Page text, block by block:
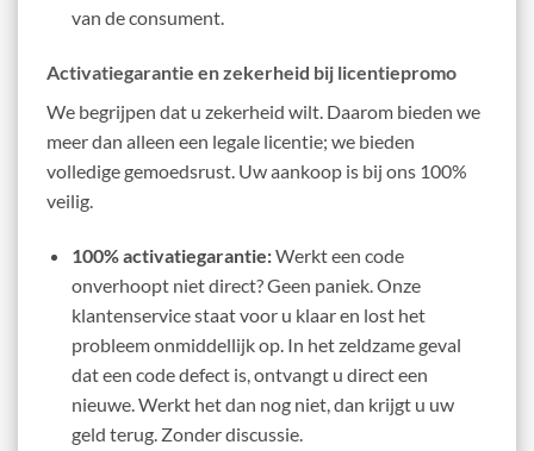
van de consument.
Activatiegarantie en zekerheid bij licentiepromo
We begrijpen dat u zekerheid wilt. Daarom bieden we
meer dan alleen een legale licentie; we bieden
volledige gemoedsrust. Uw aankoop is bij ons 100%
veilig.
100% activatiegarantie:Werkt een code
onverhoopt niet direct? Geen paniek. Onze
klantenservice staat voor u klaar en lost het
probleem onmiddellijk op. In het zeldzame geval
dat een code defect is, ontvangt u direct een
nieuwe. Werkt het dan nog niet, dan krijgt u uw
geld terug. Zonder discussie.